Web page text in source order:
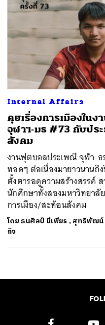
Internal Affairs
คุยเรื่องการเมืองใน
จุฬาฯ-มธ #73 กับปร
สังคม
งานฟุตบอลประเพณี จุฬา-ธ
ทอดๆ ต่อเนื่องมายาวนานถึ
ตั้งตารอดูความสร้างสรรค์
นักศึกษาทั้งสองมหาวิทยาลั
การเมือง/สะท้อนสังคม
โดย ธนศิลป์ มีเพียร ,สุทธิพัฒน์
กิจ